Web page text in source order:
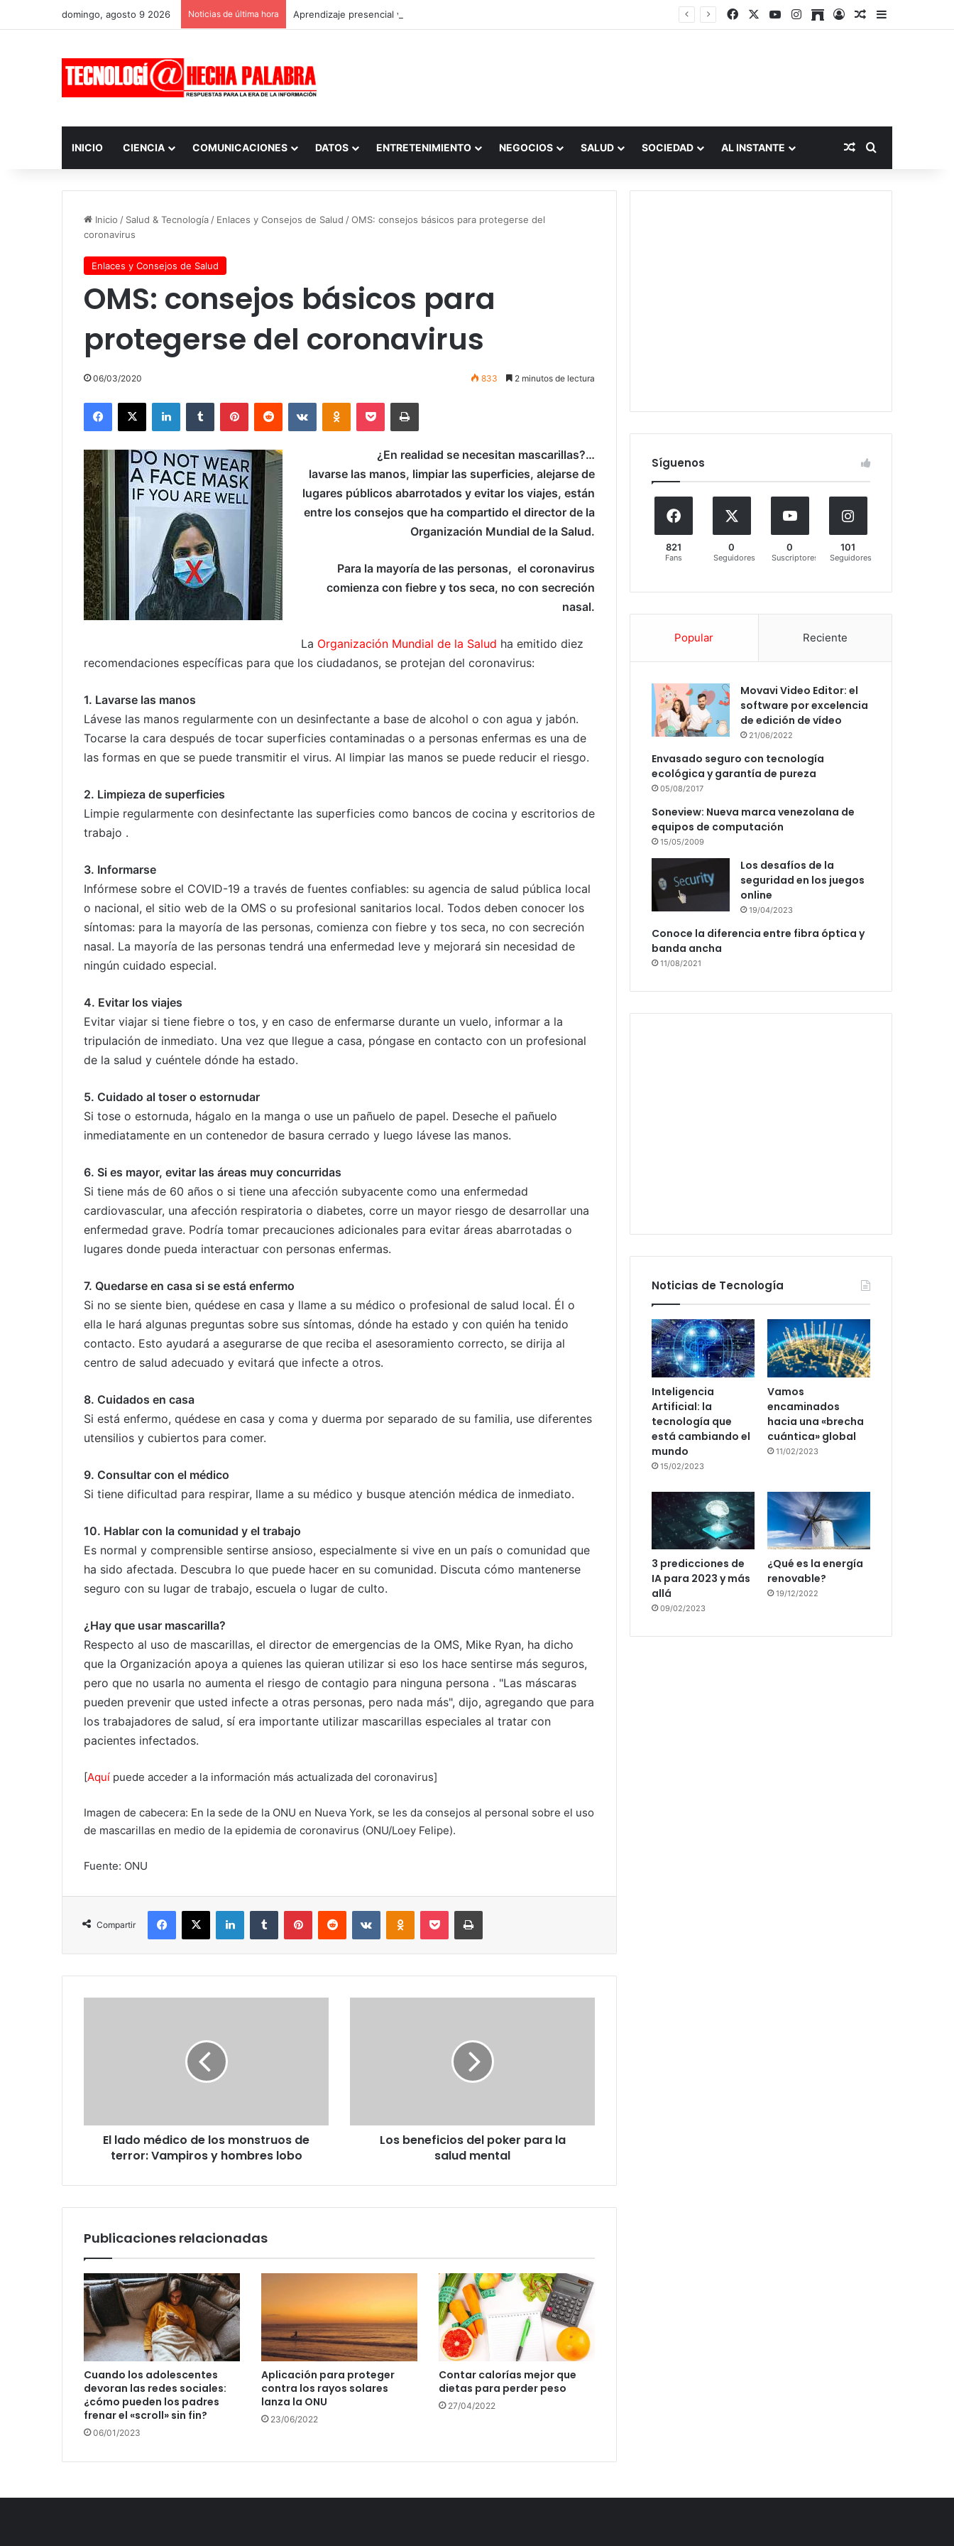
domingo, agosto 9 2026 Noticias de última hora Aprendizaje presencial vs. por internet FacebookYouTubeInstagram
ArchiveAccesoPublicación al
Barra lateral
INICIO CIENCIA COMUNICACIONES DATOS ENTRETENIMIENTO NEGOCIOS SALUD SOCIEDAD AL INSTANTE Publicación al
Buscar por
Inicio / Salud & Tecnología / Enlaces y Consejos de Salud /OMS: consejos básicos para protegerse del
coronavirus
Enlaces y Consejos de Salud
OMS: consejos básicos para
protegerse del coronavirus
06/03/2020 833 2 minutos de lectura
Facebook
X LinkedInTumblr PinterestReddit VKontakteOdnoklassniki
Pocket Imprimir
¿En realidad se necesitan mascarillas?…
lavarse las manos, limpiar las superficies, alejarse de
lugares públicos abarrotados y evitar los viajes, están
entre los consejos que ha compartido el director de la
Organización Mundial de la Salud.
Para la mayoría de las personas, el coronavirus
comienza con fiebre y tos seca, no con secreción
nasal.
La Organización Mundial de la Salud ha emitido diez
recomendaciones específicas para que los ciudadanos, se protejan del coronavirus:
1. Lavarse las manos
Lávese las manos regularmente con un desinfectante a base de alcohol o con agua y jabón.
Tocarse la cara después de tocar superficies contaminadas o a personas enfermas es una de
las formas en que se puede transmitir el virus. Al limpiar las manos se puede reducir el riesgo.
2. Limpieza de superficies
Limpie regularmente con desinfectante las superficies como bancos de cocina y escritorios de
trabajo .
3. Informarse
Infórmese sobre el COVID-19 a través de fuentes confiables: su agencia de salud pública local
o nacional, el sitio web de la OMS o su profesional sanitarios local. Todos deben conocer los
síntomas: para la mayoría de las personas, comienza con fiebre y tos seca, no con secreción
nasal. La mayoría de las personas tendrá una enfermedad leve y mejorará sin necesidad de
ningún cuidado especial.
4. Evitar los viajes
Evitar viajar si tiene fiebre o tos, y en caso de enfermarse durante un vuelo, informar a la
tripulación de inmediato. Una vez que llegue a casa, póngase en contacto con un profesional
de la salud y cuéntele dónde ha estado.
5. Cuidado al toser o estornudar
Si tose o estornuda, hágalo en la manga o use un pañuelo de papel. Deseche el pañuelo
inmediatamente en un contenedor de basura cerrado y luego lávese las manos.
6. Si es mayor, evitar las áreas muy concurridas
Si tiene más de 60 años o si tiene una afección subyacente como una enfermedad
cardiovascular, una afección respiratoria o diabetes, corre un mayor riesgo de desarrollar una
enfermedad grave. Podría tomar precauciones adicionales para evitar áreas abarrotadas o
lugares donde pueda interactuar con personas enfermas.
7. Quedarse en casa si se está enfermo
Si no se siente bien, quédese en casa y llame a su médico o profesional de salud local. Él o
ella le hará algunas preguntas sobre sus síntomas, dónde ha estado y con quién ha tenido
contacto. Esto ayudará a asegurarse de que reciba el asesoramiento correcto, se dirija al
centro de salud adecuado y evitará que infecte a otros.
8. Cuidados en casa
Si está enfermo, quédese en casa y coma y duerma por separado de su familia, use diferentes
utensilios y cubiertos para comer.
9. Consultar con el médico
Si tiene dificultad para respirar, llame a su médico y busque atención médica de inmediato.
10. Hablar con la comunidad y el trabajo
Es normal y comprensible sentirse ansioso, especialmente si vive en un país o comunidad que
ha sido afectada. Descubra lo que puede hacer en su comunidad. Discuta cómo mantenerse
seguro con su lugar de trabajo, escuela o lugar de culto.
¿Hay que usar mascarilla?
Respecto al uso de mascarillas, el director de emergencias de la OMS, Mike Ryan, ha dicho
que la Organización apoya a quienes las quieran utilizar si eso los hace sentirse más seguros,
pero que no usarla no aumenta el riesgo de contagio para ninguna persona . "Las máscaras
pueden prevenir que usted infecte a otras personas, pero nada más", dijo, agregando que para
los trabajadores de salud, sí era importante utilizar mascarillas especiales al tratar con
pacientes infectados.
[Aquí puede acceder a la información más actualizada del coronavirus]
Imagen de cabecera: En la sede de la ONU en Nueva York, se les da consejos al personal sobre el uso
de mascarillas en medio de la epidemia de coronavirus (ONU/Loey Felipe).
Fuente: ONU
Compartir
Facebook
X LinkedInTumblr PinterestReddit VKontakteOdnoklassniki
Pocket Imprimir
Vampiros
hombres
El lado médico de los monstruos de
terror: Vampiros y hombres lobo
Los beneficios del poker para la
salud mental
Publicaciones relacionadas
Cuando los adolescentes
devoran las redes sociales:
¿cómo pueden los padres
frenar el «scroll» sin fin?
06/01/2023
Aplicación para proteger
contra los rayos solares
lanza la ONU
23/06/2022
Contar calorías mejor que
dietas para perder peso
27/04/2022
Síguenos
821
Fans
0
Seguidores
0
Suscriptores
101
Seguidores
Popular Reciente
Movavi Video Editor: el
software por excelencia
de edición de vídeo
21/06/2022
Envasado seguro con tecnología
ecológica y garantía de pureza
05/08/2017
Soneview: Nueva marca venezolana de
equipos de computación
15/05/2009
Los desafíos de la
seguridad en los juegos
online
19/04/2023
Conoce la diferencia entre fibra óptica y
banda ancha
11/08/2021
Noticias de Tecnología
Inteligencia
Artificial: la
tecnología que
está cambiando el
mundo
15/02/2023
Vamos
encaminados
hacia una «brecha
cuántica» global
11/02/2023
3 predicciones de
IA para 2023 y más
allá
09/02/2023
¿Qué es la energía
renovable?
19/12/2022